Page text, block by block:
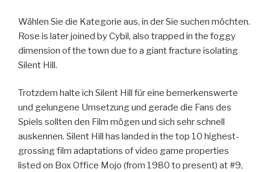
Wählen Sie die Kategorie aus, in der Sie suchen möchten.
Rose is later joined by Cybil, also trapped in the foggy
dimension of the town due to a giant fracture isolating
Silent Hill.
Trotzdem halte ich Silent Hill für eine bemerkenswerte
und gelungene Umsetzung und gerade die Fans des
Spiels sollten den Film mögen und sich sehr schnell
auskennen. Silent Hill has landed in the top 10 highest-
grossing film adaptations of video game properties
listed on Box Office Mojo (from 1980 to present) at #9,